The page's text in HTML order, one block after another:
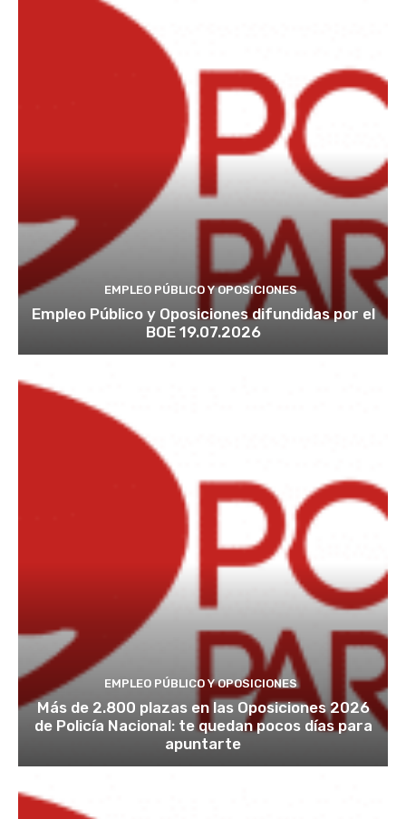
EMPLEO PÚBLICO Y OPOSICIONES
Empleo Público y Oposiciones difundidas por el
BOE 19.07.2026
EMPLEO PÚBLICO Y OPOSICIONES
Más de 2.800 plazas en las Oposiciones 2026
de Policía Nacional: te quedan pocos días para
apuntarte